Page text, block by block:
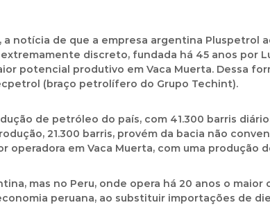
notícia de que a empresa argentina
discreto, fundada há 45 anos por
potencial produtivo em Vaca Muerta. Dessa
(braço petrolífero do Grupo Techint).
de petróleo do país, com 41.300 barris
21.300 barris, provém da bacia não
operadora em Vaca Muerta, com uma produção
mas no Peru, onde opera há 20 anos o
peruana, ao substituir importações de